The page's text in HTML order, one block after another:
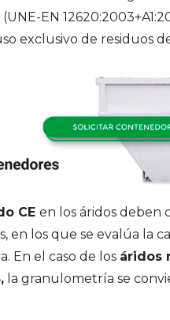
EN
exclusivo de residuos
CE en los áridos deben
en los que se evalúa la
En el caso de los áridos
la granulometría se